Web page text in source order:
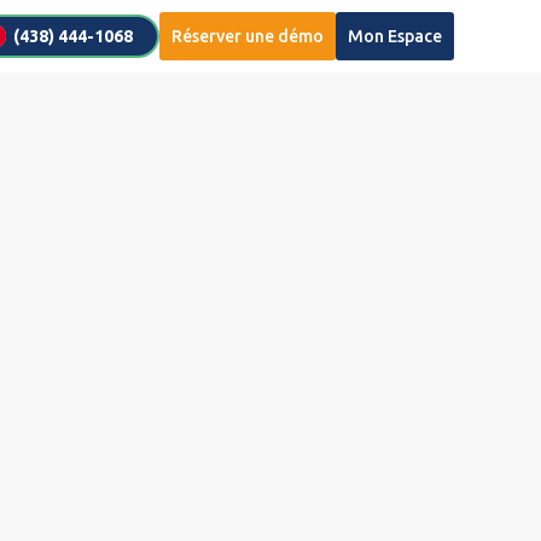
(438) 444-1068 Réserver une démo Mon Espace